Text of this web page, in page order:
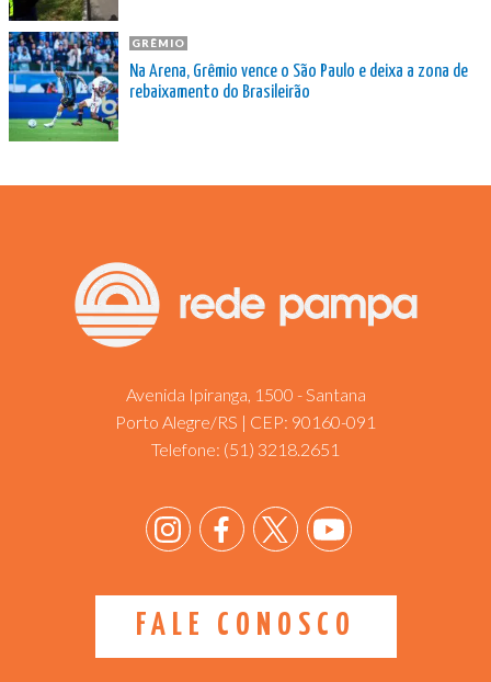
GRÊMIO
Na Arena, Grêmio vence o São Paulo e deixa a zona de
rebaixamento do Brasileirão
Avenida Ipiranga, 1500 - Santana
Porto Alegre/RS | CEP: 90160-091
Telefone: (51) 3218.2651
FALE CONOSCO